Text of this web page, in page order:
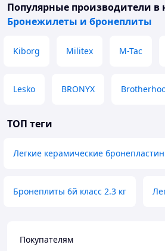
Популярные производители в
Бронежилеты и бронеплиты
Kiborg Militex M-Tac
Lesko BRONYX
ТОП теги
Легкие керамические
Бронеплиты 6й класс 2.3 кг
Покупателям